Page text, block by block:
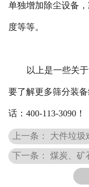
单独增加除尘设备
度等等。
以上是一些关于
要了解更多筛分装
话：400-113-3090！
上一条： 大件垃